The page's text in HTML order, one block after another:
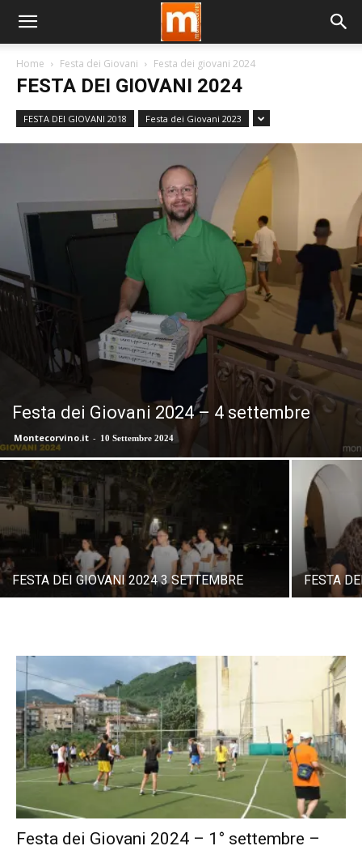
Home Festa dei Giovani Festa dei giovani 2024
FESTA DEI GIOVANI 2024
FESTA DEI GIOVANI 2018 Festa dei Giovani 2023
Festa dei Giovani 2024 – 4 settembre
Montecorvino.it - 10 Settembre 2024
FESTA DEI GIOVANI 2024 3 SETTEMBRE FESTA
Festa dei Giovani 2024 – 1° settembre –